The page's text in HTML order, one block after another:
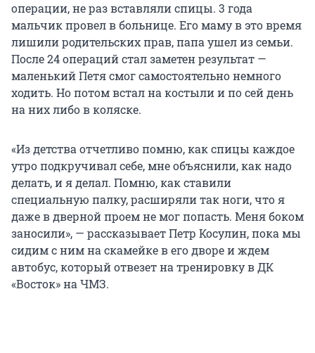
операции, не раз вставляли спицы. 3 года
мальчик провел в больнице. Его маму в это время
лишили родительских прав, папа ушел из семьи.
После 24 операций стал заметен результат —
маленький Петя смог самостоятельно немного
ходить. Но потом встал на костыли и по сей день
на них либо в коляске.
«Из детства отчетливо помню, как спицы каждое
утро подкручивал себе, мне объяснили, как надо
делать, и я делал. Помню, как ставили
специальную палку, расширяли так ноги, что я
даже в дверной проем не мог попасть. Меня боком
заносили», — рассказывает Петр Косулин, пока мы
сидим с ним на скамейке в его дворе и ждем
автобус, который отвезет на тренировку в ДК
«Восток» на ЧМЗ.